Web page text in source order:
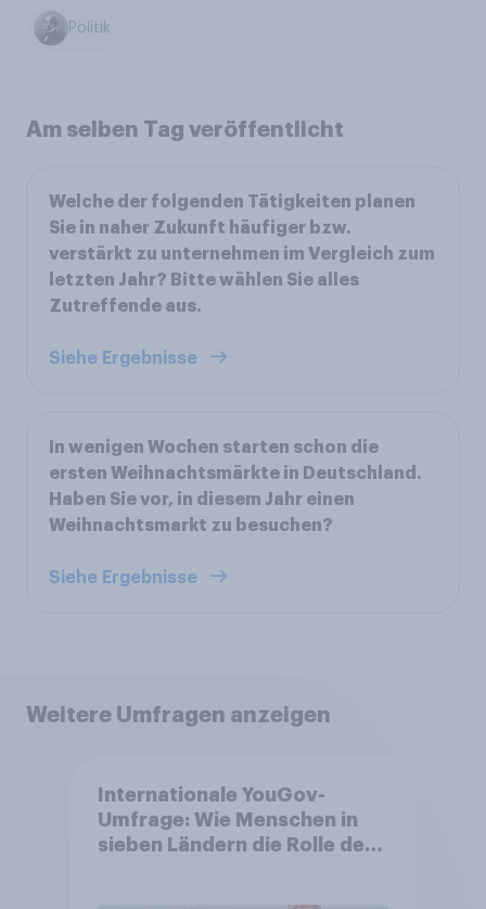
Politik
Am selben Tag veröffentlicht
Welche der folgenden Tätigkeiten planen
Sie in naher Zukunft häufiger bzw.
verstärkt zu unternehmen im Vergleich zum
letzten Jahr? Bitte wählen Sie alles
Zutreffende aus.
Siehe Ergebnisse
In wenigen Wochen starten schon die
ersten Weihnachtsmärkte in Deutschland.
Haben Sie vor, in diesem Jahr einen
Weihnachtsmarkt zu besuchen?
Siehe Ergebnisse
Weitere Umfragen anzeigen
Internationale YouGov-
Umfrage: Wie Menschen in
sieben Ländern die Rolle der